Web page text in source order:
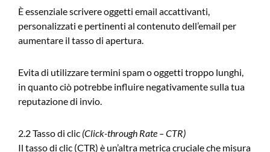
È essenziale scrivere oggetti email accattivanti,
personalizzati e pertinenti al contenuto dell’email per
aumentare il tasso di apertura.
Evita di utilizzare termini spam o oggetti troppo lunghi,
in quanto ciò potrebbe influire negativamente sulla tua
reputazione di invio.
2.2 Tasso di clic (Click-through Rate – CTR)
Il tasso di clic (CTR) è un’altra metrica cruciale che misura